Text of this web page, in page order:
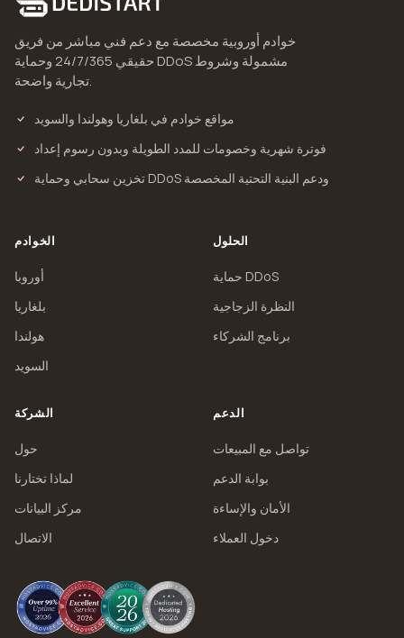
خوادم أوروبية مخصصة مع دعم فني مباشر من فريق
حقيقي 24/7/365 وحماية DDoS مشمولة وشروط
تجارية واضحة.
مواقع خوادم في بلغاريا وهولندا والسويد
فوترة شهرية وخصومات للمدد الطويلة وبدون رسوم إعداد
تخزين سحابي وحماية DDoS ودعم البنية التحتية المخصصة
الخوادم
أوروبا
بلغاريا
هولندا
السويد
الحلول
حماية DDoS
النظرة الزجاجية
برنامج الشركاء
الشركة
حول
لماذا تختارنا
مركز البيانات
الاتصال
الدعم
تواصل مع المبيعات
بوابة الدعم
الأمان والإساءة
دخول العملاء